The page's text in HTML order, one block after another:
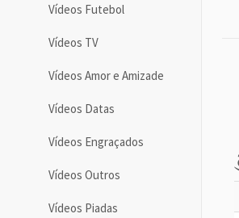
Vídeos Futebol
Vídeos TV
Vídeos Amor e Amizade
Vídeos Datas
Vídeos Engraçados
Vídeos Outros
Vídeos Piadas